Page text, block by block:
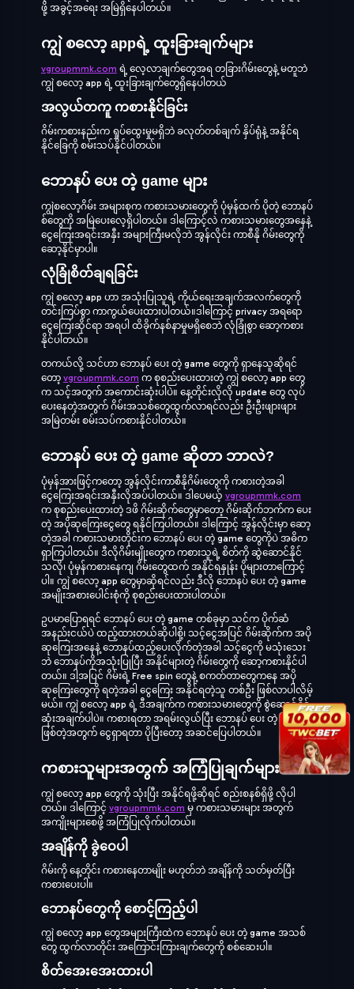
ဖို့ အခွင့်အရေး အမြဲရှိနေပါတယ်။
ကျွဲ စလော့ appရဲ့ ထူးခြားချက်များ
vgroupmmk.com ရဲ့ လေ့လာချက်တွေအရ တခြားဂိမ်းတွေနဲ့ မတူဘဲ
ကျွဲ စလော့ app ရဲ့ ထူးခြားချက်တွေရှိနေပါတယ်
အလွယ်တကူ ကစားနိုင်ခြင်း
ဂိမ်းကစားနည်းက ရှုပ်ထွေးမှုမရှိဘဲ ခလုတ်တစ်ချက် နှိပ်ရုံနဲ့ အနိုင်ရ
နိုင်ခြေကို စမ်းသပ်နိုင်ပါတယ်။
ဘောနပ် ပေး တဲ့ game များ
ကျွဲစလော့ဂိမ်း အများစုက ကစားသမားတွေကို ပုံမှန်ထက် ပိုတဲ့ ဘောနပ်
စ်တွေကို အမြဲပေးလေ့ရှိပါတယ်။ ဒါကြောင့်လဲ ကစားသမားတွေအနေနဲ့
ငွေကြေးအရင်းအနှီး အများကြီးမလိုဘဲ အွန်လိုင်း ကာစီနို ဂိမ်းတွေကို
ဆော့နိုင်မှာပါ။
လုံခြုံစိတ်ချရခြင်း
ကျွဲ စလော့ app ဟာ အသုံးပြုသူရဲ့ ကိုယ်ရေးအချက်အလက်တွေကို
တင်းကြပ်စွာ ကာကွယ်ပေးထားပါတယ်။ဒါကြောင့် privacy အရရော
ငွေကြေးဆိုင်ရာ အရပါ ထိခိုက်နစ်နာမှုမရှိစေဘဲ လုံခြုံစွာ ဆော့ကစား
နိုင်ပါတယ်။
တကယ်လို့ သင်ဟာ ဘောနပ် ပေး တဲ့ game တွေကို ရှာနေသူဆိုရင်
တော့ vgroupmmk.com က စုစည်းပေးထားတဲ့ ကျွဲ စလော့ app တွေ
က သင့်အတွက် အကောင်းဆုံးပါပဲ။ နေ့တိုင်းလိုလို update တွေ လုပ်
ပေးနေတဲ့အတွက် ဂိမ်းအသစ်တွေထွက်လာရင်လည်း ဦးဦးဖျားဖျား
အမြဲတမ်း စမ်းသပ်ကစားနိုင်ပါတယ်။
ဘောနပ် ပေး တဲ့ game ဆိုတာ ဘာလဲ?
ပုံမှန်အားဖြင့်ကတော့ အွန်လိုင်းကာစီနိုဂိမ်းတွေကို ကစားတဲ့အခါ
ငွေကြေးအရင်းအနှီးလိုအပ်ပါတယ်။ ဒါပေမယ့် vgroupmmk.com
က စုစည်းပေးထားတဲ့ ဒဖိ ဂိမ်းဆိုက်တွေမှာတော့ ဂိမ်းဆိုက်ဘက်က ပေး
တဲ့ အပိုဆုကြေးငွေတွေ ရနိုင်ကြပါတယ်။ ဒါကြောင့် အွန်လိုင်းမှာ ဆော့
တဲ့အခါ ကစားသမားတိုင်းက ဘောနပ် ပေး တဲ့ game တွေကိုပဲ အဓိက
ရှာကြပါတယ်။ ဒီလိုဂိမ်းမျိုးတွေက ကစားသူရဲ့ စိတ်ကို ဆွဲဆောင်နိုင်
သလို၊ ပုံမှန်ကစားနေကျ ဂိမ်းတွေထက် အနိုင်ရနှုန်း ပိုများတာကြောင့်
ပါ။ ကျွဲ စလော့ app တွေမှာဆိုရင်လည်း ဒီလို ဘောနပ် ပေး တဲ့ game
အမျိုးအစားပေါင်းစုံကို စုစည်းပေးထားပါတယ်။
ဥပမာပြောရရင် ဘောနပ် ပေး တဲ့ game တစ်ခုမှာ သင်က ပိုက်ဆံ
အနည်းငယ်ပဲ ထည့်ထားတယ်ဆိုပါစို့၊ သင့်ငွေအပြင် ဂိမ်းဆိုက်က အပို
ဆုကြေးအနေနဲ့ ဘောနပ်ထည့်ပေးလိုက်တဲ့အခါ သင့်ငွေကို မသုံးသေး
ဘဲ ဘောနပ်ကိုအသုံးပြုပြီး အနိုင်များတဲ့ ဂိမ်းတွေကို ဆော့ကစားနိုင်ပါ
တယ်။ ဒါ့အပြင် ဂိမ်းရဲ့ Free spin တွေနဲ့ စကတ်တာတွေကနေ အပို
ဆုကြေးတွေကို ရတဲ့အခါ ငွေကြေး အနိုင်ရတဲ့သူ တစ်ဦး ဖြစ်လာပါလိမ့်
မယ်။ ကျွဲ စလော့ app ရဲ့ ဒီအချက်က ကစားသမားတွေကို စွဲဆောင်နိုင်
ဆုံးအချက်ပါပဲ။ ကစားရတာ အရမ်းလွယ်ပြီး ဘောနပ် ပေး တဲ့ game
ဖြစ်တဲ့အတွက် ငွေရှာရတာ ပိုပြီးတော့ အဆင်ပြေပါတယ်။
ကစားသူများအတွက် အကြံပြုချက်များ
ကျွဲ စလော့ app တွေကို သုံးပြီး အနိုင်ရဖို့ဆိုရင် စည်းစနစ်ရှိဖို့ လိုပါ
တယ်။ ဒါကြောင့် vgroupmmk.com မှ ကစားသမားများ အတွက်
အကျိုးများစေဖို့ အကြံပြုလိုက်ပါတယ်။
အချိန်ကို ခွဲဝေပါ
ဂိမ်းကို နေ့တိုင်း ကစားနေတာမျိုး မဟုတ်ဘဲ အချိန်ကို သတ်မှတ်ပြီး
ကစားပေးပါ။
ဘောနပ်တွေကို စောင့်ကြည့်ပါ
ကျွဲ စလော့ app တွေအများကြီးထဲက ဘောနပ် ပေး တဲ့ game အသစ်
တွေ ထွက်လာတိုင်း အကြောင်းကြားချက်တွေကို စစ်ဆေးပါ။
စိတ်အေးအေးထားပါ